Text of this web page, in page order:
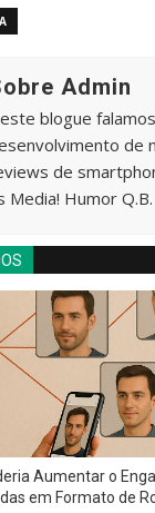
Admin
blogue
de
de
Humor Q.B.
Aumentar o
em Formato de